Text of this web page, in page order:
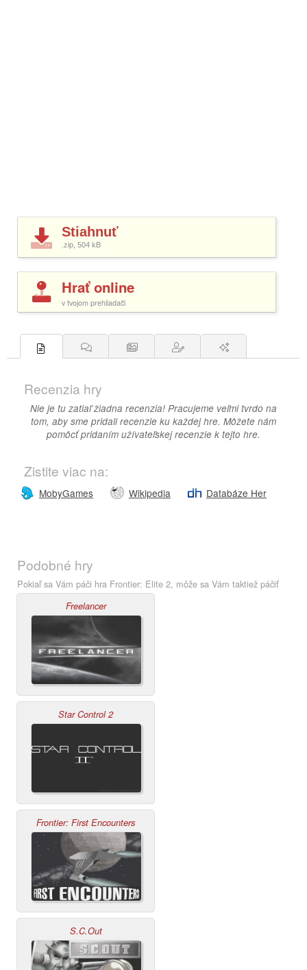
Stiahnuť
.zip, 504 kB
Hrať online
v tvojom prehliadači
Recenzia hry
Nie je tu zatiaľ žiadna recenzia! Pracujeme veľmi tvrdo na
tom, aby sme pridali recenzie ku každej hre. Môžete nám
pomôcť pridaním užívateľskej recenzie k tejto hre.
Zistite viac na:
MobyGames Wikipedia Databáze Her
Podobné hry
Pokiaľ sa Vám páči hra Frontier: Elite 2, môže sa Vám taktiež páčiť
Freelancer
Star Control 2
Frontier: First Encounters
S.C.Out